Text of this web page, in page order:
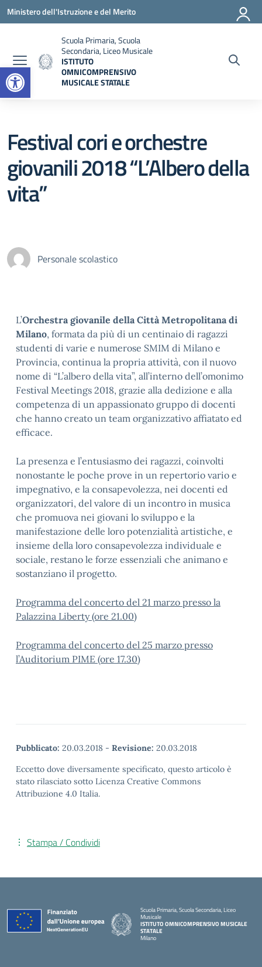
Open toolbar
Vai ai contenuti
Vai al menu di navigazione
Vai al footer
Ministero dell'Istruzione e del Merito
Scuola Primaria, Scuola
Secondaria, Liceo Musicale
ISTITUTO
OMNICOMPRENSIVO
MUSICALE STATALE
Festival cori e orchestre
giovanili 2018 “L’Albero della
vita”
Personale scolastico
L’Orchestra giovanile della Città Metropolitana di
Milano, formata da più di un centinaio di ragazzi
studenti di varie e numerose SMIM di Milano e
Provincia, continua la propria attività, con il nuovo
nome di “L’albero della vita”, all’interno dell’omonimo
Festival Meetings 2018, grazie alla dedizione e alla
competenza di un appassionato gruppo di docenti
che hanno creato un team organizzativo affiatato ed
efficace.
La presenza e l’entusiasmo dei ragazzi, coinvolti
nonostante le poche prove in un repertorio vario e
impegnativo, e la consapevolezza, nei docenti ed
organizzatori, del valore di un incontro in musica
che promuova nei giovani lo sviluppo e la
manifestazione delle loro potenzialità artistiche, e
insieme della loro consapevolezza individuale e
sociale, restano le forze essenziali che animano e
sostanziano il progetto.
Programma del concerto del 21 marzo presso la
Palazzina Liberty (ore 21.00)
Programma del concerto del 25 marzo presso
l’Auditorium PIME (ore 17.30)
Pubblicato: 20.03.2018 - Revisione: 20.03.2018
Eccetto dove diversamente specificato, questo articolo è
stato rilasciato sotto Licenza Creative Commons
Attribuzione 4.0 Italia.
Stampa / Condividi
Scuola Primaria, Scuola Secondaria, Liceo
Musicale
ISTITUTO OMNICOMPRENSIVO MUSICALE
STATALE
Milano